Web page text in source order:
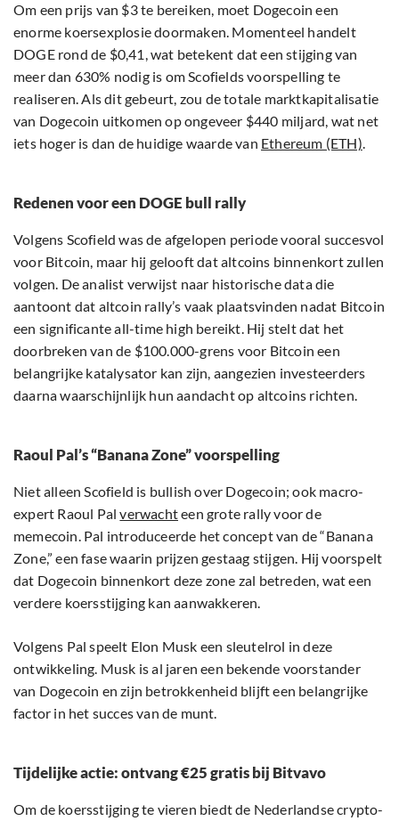
Om een prijs van $3 te bereiken, moet Dogecoin een
enorme koersexplosie doormaken. Momenteel handelt
DOGE rond de $0,41, wat betekent dat een stijging van
meer dan 630% nodig is om Scofields voorspelling te
realiseren. Als dit gebeurt, zou de totale marktkapitalisatie
van Dogecoin uitkomen op ongeveer $440 miljard, wat net
iets hoger is dan de huidige waarde van Ethereum (ETH).
Redenen voor een DOGE bull rally
Volgens Scofield was de afgelopen periode vooral succesvol
voor Bitcoin, maar hij gelooft dat altcoins binnenkort zullen
volgen. De analist verwijst naar historische data die
aantoont dat altcoin rally’s vaak plaatsvinden nadat Bitcoin
een significante all-time high bereikt. Hij stelt dat het
doorbreken van de $100.000-grens voor Bitcoin een
belangrijke katalysator kan zijn, aangezien investeerders
daarna waarschijnlijk hun aandacht op altcoins richten.
Raoul Pal’s “Banana Zone” voorspelling
Niet alleen Scofield is bullish over Dogecoin; ook macro-
expert Raoul Palverwachteen grote rally voor de
memecoin. Pal introduceerde het concept van de “Banana
Zone,” een fase waarin prijzen gestaag stijgen. Hij voorspelt
dat Dogecoin binnenkort deze zone zal betreden, wat een
verdere koersstijging kan aanwakkeren.
Volgens Pal speelt Elon Musk een sleutelrol in deze
ontwikkeling. Musk is al jaren een bekende voorstander
van Dogecoin en zijn betrokkenheid blijft een belangrijke
factor in het succes van de munt.
Tijdelijke actie: ontvang €25 gratis bij Bitvavo
Om de koersstijging te vieren biedt de Nederlandse crypto-